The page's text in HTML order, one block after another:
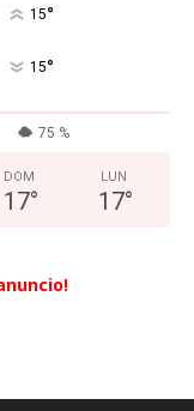
15°
15°
75 %
DOM
17°
LUN
17°